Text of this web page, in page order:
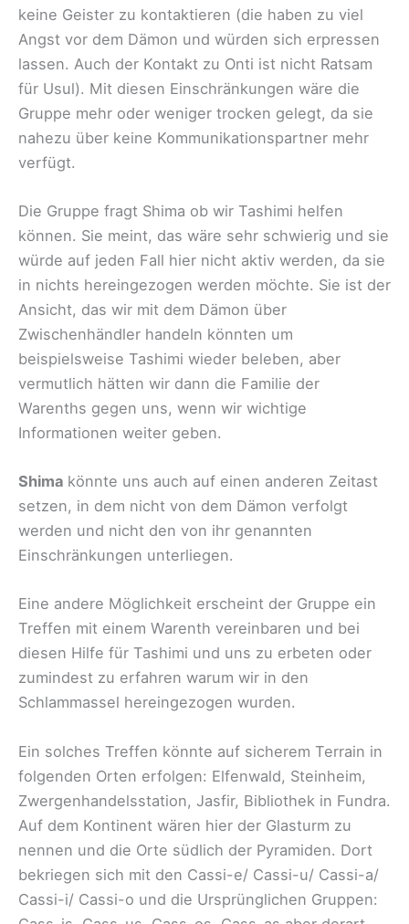
keine Geister zu kontaktieren (die haben zu viel
Angst vor dem Dämon und würden sich erpressen
lassen. Auch der Kontakt zu Onti ist nicht Ratsam
für Usul). Mit diesen Einschränkungen wäre die
Gruppe mehr oder weniger trocken gelegt, da sie
nahezu über keine Kommunikationspartner mehr
verfügt.
Die Gruppe fragt Shima ob wir Tashimi helfen
können. Sie meint, das wäre sehr schwierig und sie
würde auf jeden Fall hier nicht aktiv werden, da sie
in nichts hereingezogen werden möchte. Sie ist der
Ansicht, das wir mit dem Dämon über
Zwischenhändler handeln könnten um
beispielsweise Tashimi wieder beleben, aber
vermutlich hätten wir dann die Familie der
Warenths gegen uns, wenn wir wichtige
Informationen weiter geben.
Shima könnte uns auch auf einen anderen Zeitast
setzen, in dem nicht von dem Dämon verfolgt
werden und nicht den von ihr genannten
Einschränkungen unterliegen.
Eine andere Möglichkeit erscheint der Gruppe ein
Treffen mit einem Warenth vereinbaren und bei
diesen Hilfe für Tashimi und uns zu erbeten oder
zumindest zu erfahren warum wir in den
Schlammassel hereingezogen wurden.
Ein solches Treffen könnte auf sicherem Terrain in
folgenden Orten erfolgen: Elfenwald, Steinheim,
Zwergenhandelsstation, Jasfir, Bibliothek in Fundra.
Auf dem Kontinent wären hier der Glasturm zu
nennen und die Orte südlich der Pyramiden. Dort
bekriegen sich mit den Cassi-e/ Cassi-u/ Cassi-a/
Cassi-i/ Cassi-o und die Ursprünglichen Gruppen: